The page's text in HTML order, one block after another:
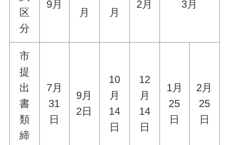
区
分
9月
月
月
2月 3月
市
提
出
書
類
締
7月
31
日
9月
2日
10
月
14
日
12
月
14
日
1月
25
日
2月
25
日